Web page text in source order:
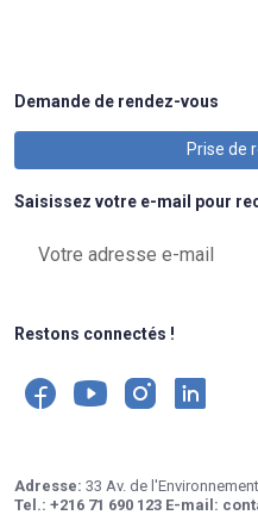
Demande de rendez-vous
Prise de
Saisissez votre e-mail pour
Restons connectés !
Adresse: 33 Av. de
Tel.: +216 71 690 123 E-mail: